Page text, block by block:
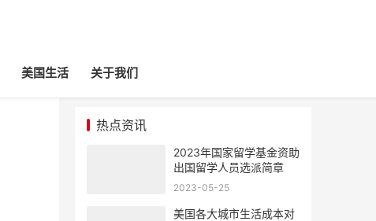
美国生活 关于我们
热点资讯
2023年国家留学基金资助
出国留学人员选派简章
2023-05-25
美国各大城市生活成本对